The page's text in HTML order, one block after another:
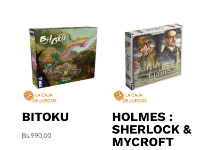
era:
Bs.740,00.Bs.640,00.
BITOKU
Bs.990,00
HOLMES :
SHERLOCK &
MYCROFT